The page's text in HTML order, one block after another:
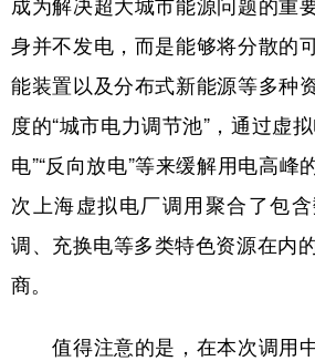
身并不发电，而是能够将分散的
能装置以及分布式新能源等多种
度的“城市电力调节池”，通过虚
电”“反向放电”等来缓解用电高峰
次上海虚拟电厂调用聚合了包
调、充换电等多类特色资源在内
商。
值得注意的是，在本次调用